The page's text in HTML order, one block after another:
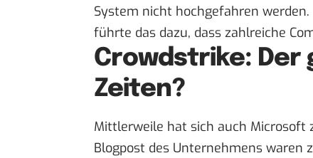
System nicht hochgefahren
führte das dazu, dass zahlreiche
Crowdstrike: Der
Zeiten?
Mittlerweile hat sich auch Microsoft
Blogpost des Unternehmens waren